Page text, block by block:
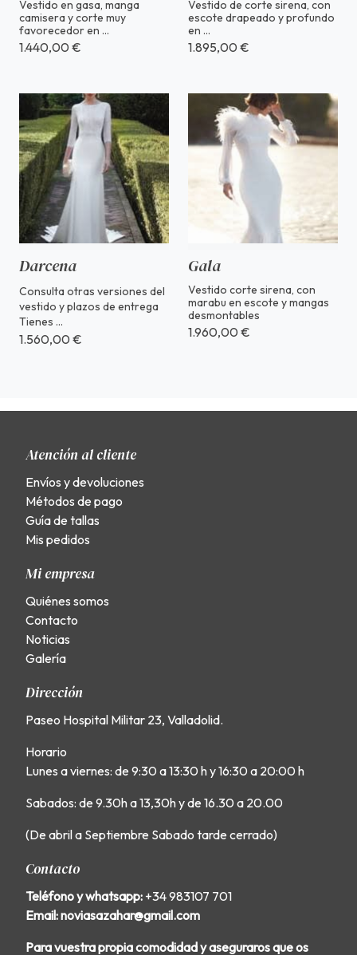
Vestido en gasa, manga
camisera y corte muy
favorecedor en ...
1.440,00 €
Vestido de corte sirena, con
escote drapeado y profundo
en ...
1.895,00 €
Darcena
Consulta otras versiones del
vestido y plazos de entrega
Tienes ...
1.560,00 €
Gala
Vestido corte sirena, con
marabu en escote y mangas
desmontables
1.960,00 €
Atención al cliente
Envíos y devoluciones
Métodos de pago
Guía de tallas
Mis pedidos
Mi empresa
Quiénes somos
Contacto
Noticias
Galería
Dirección
Paseo Hospital Militar 23, Valladolid.
Horario
Lunes a viernes: de 9:30 a 13:30 h y 16:30 a 20:00 h
Sabados: de 9.30h a 13,30h y de 16.30 a 20.00
(De abril a Septiembre Sabado tarde cerrado)
Contacto
Teléfono y whatsapp: +34 983107 701
Email: noviasazahar@gmail.com
Para vuestra propia comodidad y aseguraros que os